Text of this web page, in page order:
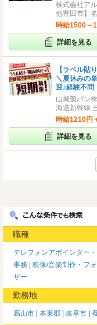
株式会社ア
他豊田市】
時給1500～
詳細を見る
【ラベル貼
＼夏休みの
迎♪経験不問
山崎製パン
海道新幹線
時給1210円
詳細を見る
職種
テレフォンアポインター
事務
映像/音楽制作・フ
ザー
勤務地
高山市 本巣郡 岐阜市